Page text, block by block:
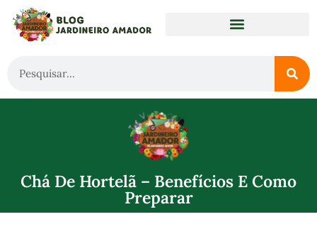
Chá De Hortelã – Benefícios E Como
Preparar